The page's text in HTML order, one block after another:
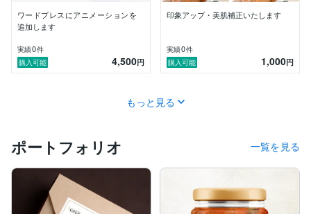
ワードプレスにアニメーションを
追加します
実績0件
購入可能
4,500円
印象アップ・美肌補正いたします
実績0件
購入可能
1,000円
もっと見る
ポートフォリオ 一覧を見る